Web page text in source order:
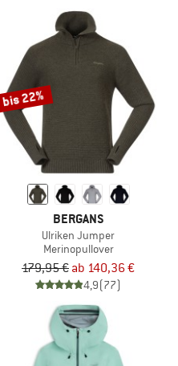
bis 22%
BERGANS
Ulriken Jumper
Merinopullover
179,95 € ab 140,36 €
4,9(77)